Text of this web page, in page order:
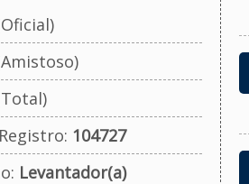
104727
Levantador(a)